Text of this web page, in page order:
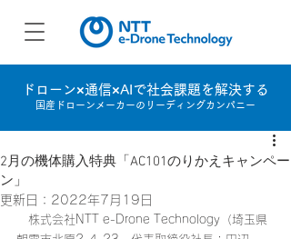
ドローン×通信×AIで社会課題を解決する
国産ドローンメーカーのリーディングカンパニー
2月の機体購入特典「AC101のりかえキャンペー
ン」
更新日： 2022年7月19日
株式会社NTT e-Drone Technology（埼玉県